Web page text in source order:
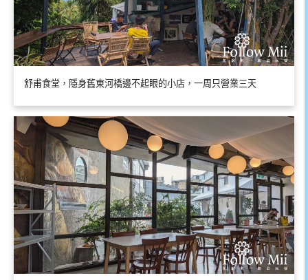
舒甫食堂，隱身舊東河橋邊不起眼的小店，一周只營業三天